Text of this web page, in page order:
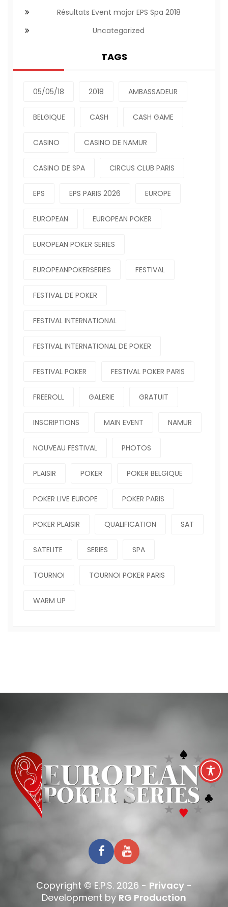
Résultats Event major EPS Spa 2018
Uncategorized
TAGS
05/05/18 2018 AMBASSADEUR
BELGIQUE CASH CASH GAME
CASINO CASINO DE NAMUR
CASINO DE SPA CIRCUS CLUB PARIS
EPS EPS PARIS 2026 EUROPE
EUROPEAN EUROPEAN POKER
EUROPEAN POKER SERIES
EUROPEANPOKERSERIES FESTIVAL
FESTIVAL DE POKER
FESTIVAL INTERNATIONAL
FESTIVAL INTERNATIONAL DE POKER
FESTIVAL POKER FESTIVAL POKER PARIS
FREEROLL GALERIE GRATUIT
INSCRIPTIONS MAIN EVENT NAMUR
NOUVEAU FESTIVAL PHOTOS
PLAISIR POKER POKER BELGIQUE
POKER LIVE EUROPE POKER PARIS
POKER PLAISIR QUALIFICATION SAT
SATELITE SERIES SPA
TOURNOI TOURNOI POKER PARIS
WARM UP
Copyright © E.P.S. 2026 - Privacy -
Development by RG Production